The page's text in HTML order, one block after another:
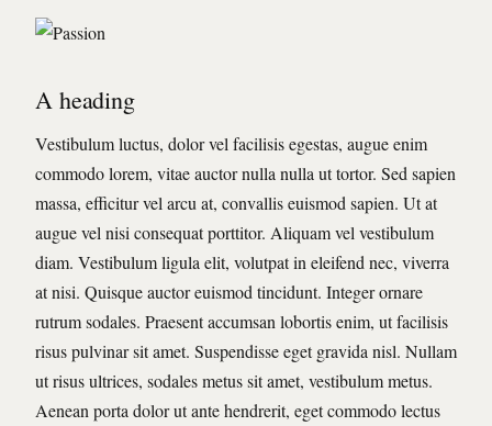
A heading
Vestibulum luctus, dolor vel facilisis egestas, augue enim
commodo lorem, vitae auctor nulla nulla ut tortor. Sed sapien
massa, efficitur vel arcu at, convallis euismod sapien. Ut at
augue vel nisi consequat porttitor. Aliquam vel vestibulum
diam. Vestibulum ligula elit, volutpat in eleifend nec, viverra
at nisi. Quisque auctor euismod tincidunt. Integer ornare
rutrum sodales. Praesent accumsan lobortis enim, ut facilisis
risus pulvinar sit amet. Suspendisse eget gravida nisl. Nullam
ut risus ultrices, sodales metus sit amet, vestibulum metus.
Aenean porta dolor ut ante hendrerit, eget commodo lectus